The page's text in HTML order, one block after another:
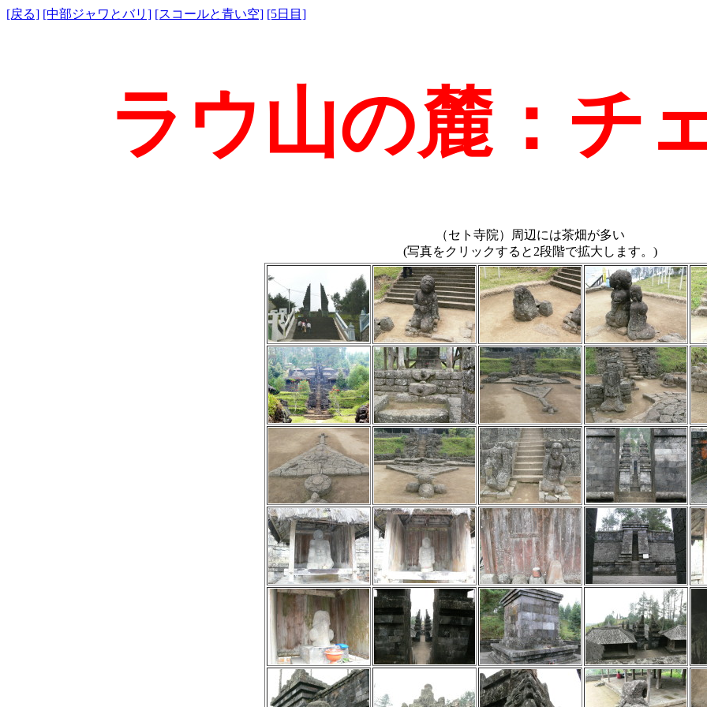
[戻る] [中部ジャワとバリ] [スコールと青い空] [5日目]
ラウ山の麓：チ
（セト寺院）周辺には茶畑が多い
(写真をクリックすると2段階で拡大します。)